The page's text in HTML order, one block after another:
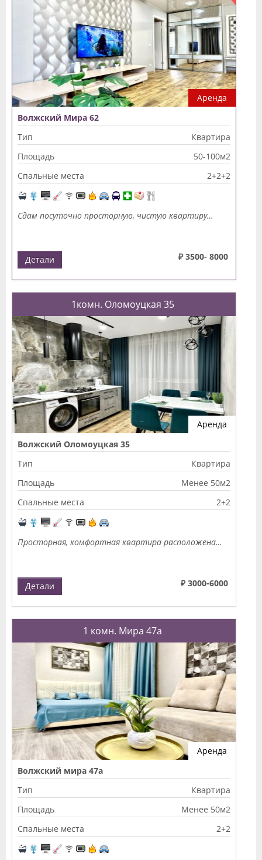
Аренда
Волжский Мира 62
Тип
Квартира
Площадь
50-100м2
Спальные места
2+2+2
Сдам посуточно просторную, чистую квартиру…
₽ 3500- 8000
Детали
1комн. Оломоуцкая 35
Аренда
Волжский Оломоуцкая 35
Тип
Квартира
Площадь
Менее 50м2
Спальные места
2+2
Просторная, комфортная квартира расположена…
₽ 3000-6000
Детали
1 комн. Мира 47а
Аренда
Волжский мира 47а
Тип
Квартира
Площадь
Менее 50м2
Спальные места
2+2